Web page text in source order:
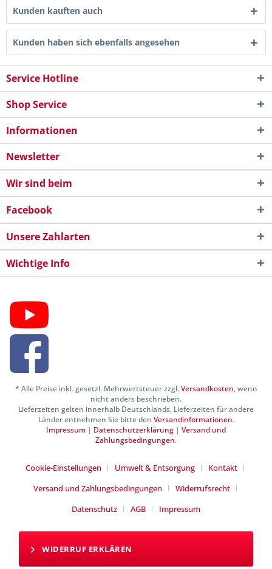
Kunden kauften auch
Kunden haben sich ebenfalls angesehen
Service Hotline
Shop Service
Informationen
Newsletter
Wir sind beim
Facebook
Unsere Zahlarten
Wichtige Info
* Alle Preise inkl. gesetzl. Mehrwertsteuer zzgl.Versandkosten, wenn
nicht anders beschrieben.
Lieferzeiten gelten innerhalb Deutschlands, Lieferzeiten für andere
Länder entnehmen Sie bitte den Versandinformationen.
Impressum | Datenschutzerklärung | Versand und
Zahlungsbedingungen.
Cookie-Einstellungen Umwelt & Entsorgung
Kontakt
Versand und Zahlungsbedingungen
Widerrufsrecht
Datenschutz
AGB Impressum
WIDERRUF ERKLÄREN